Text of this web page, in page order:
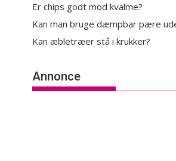
Er chips godt mod kvalme?
Kan man bruge dæmpbar pære
Kan æbletræer stå i krukker?
Annonce